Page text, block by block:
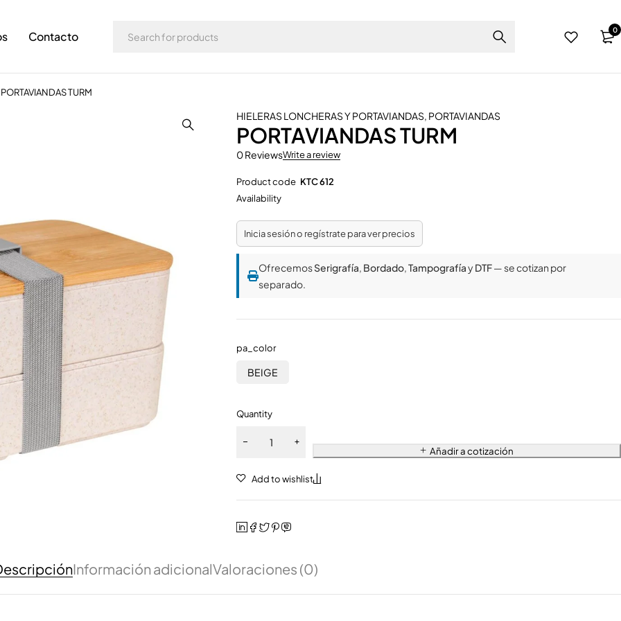
Contacto 0
PORTAVIANDAS TURM
HIELERAS LONCHERAS Y PORTAVIANDAS, PORTAVIANDAS
PORTAVIANDAS TURM
0 ReviewsWrite a review
Product code KTC 612
Availability
Inicia sesión o regístrate para ver precios
OfrecemosSerigrafía, Bordado,TampografíayDTF— se cotizan por
separado.
pa_color
BEIGE
Quantity
Añadir a cotización
Información adicionalValoraciones (0)